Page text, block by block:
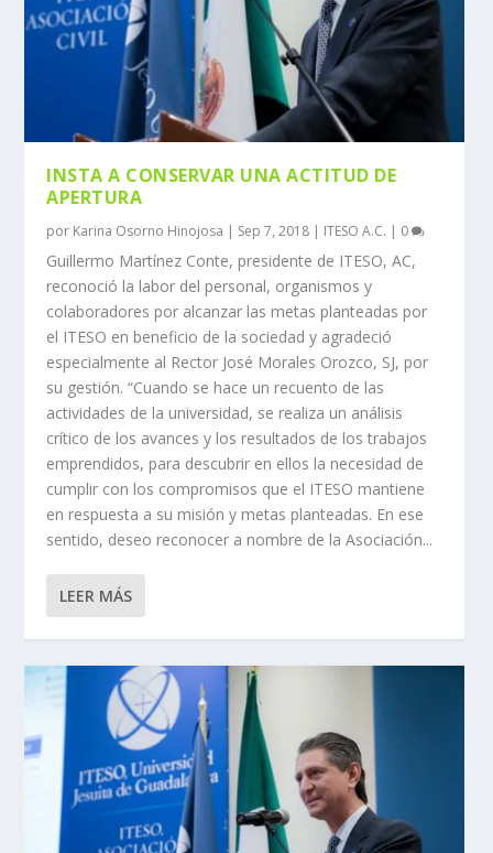
INSTA A CONSERVAR UNA ACTITUD DE
APERTURA
por Karina Osorno Hinojosa | Sep 7, 2018 | ITESO A.C. | 0
Guillermo Martínez Conte, presidente de ITESO, AC,
reconoció la labor del personal, organismos y
colaboradores por alcanzar las metas planteadas por
el ITESO en beneficio de la sociedad y agradeció
especialmente al Rector José Morales Orozco, SJ, por
su gestión. “Cuando se hace un recuento de las
actividades de la universidad, se realiza un análisis
crítico de los avances y los resultados de los trabajos
emprendidos, para descubrir en ellos la necesidad de
cumplir con los compromisos que el ITESO mantiene
en respuesta a su misión y metas planteadas. En ese
sentido, deseo reconocer a nombre de la Asociación...
LEER MÁS